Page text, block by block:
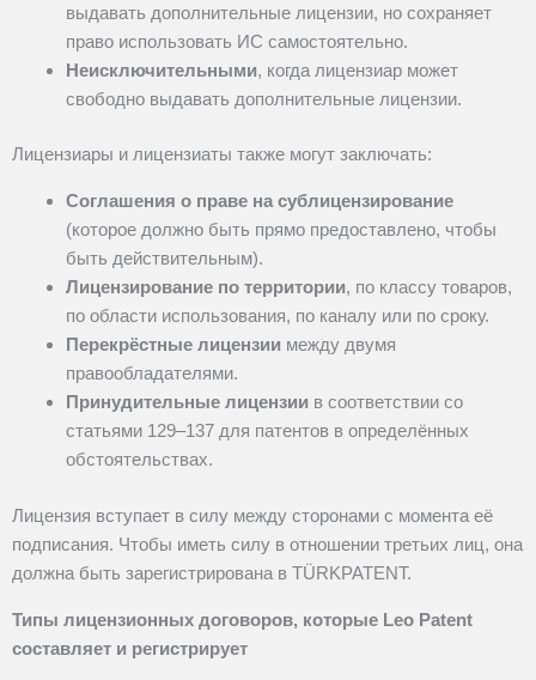
выдавать дополнительные лицензии, но сохраняет
право использовать ИС самостоятельно.
Неисключительными, когда лицензиар может
свободно выдавать дополнительные лицензии.
Лицензиары и лицензиаты также могут заключать:
Соглашения о праве на сублицензирование
(которое должно быть прямо предоставлено, чтобы
быть действительным).
Лицензирование по территории, по классу товаров,
по области использования, по каналу или по сроку.
Перекрёстные лицензии между двумя
правообладателями.
Принудительные лицензии в соответствии со
статьями 129–137 для патентов в определённых
обстоятельствах.
Лицензия вступает в силу между сторонами с момента её
подписания. Чтобы иметь силу в отношении третьих лиц, она
должна быть зарегистрирована в TÜRKPATENT.
Типы лицензионных договоров, которые Leo Patent
составляет и регистрирует